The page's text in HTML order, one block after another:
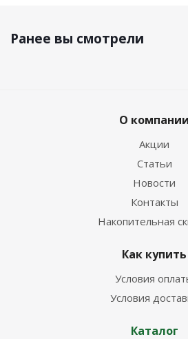
Ранее вы смотрели
О компании
Акции
Статьи
Новости
Контакты
Накопительная
Как купить
Условия
Условия
Каталог